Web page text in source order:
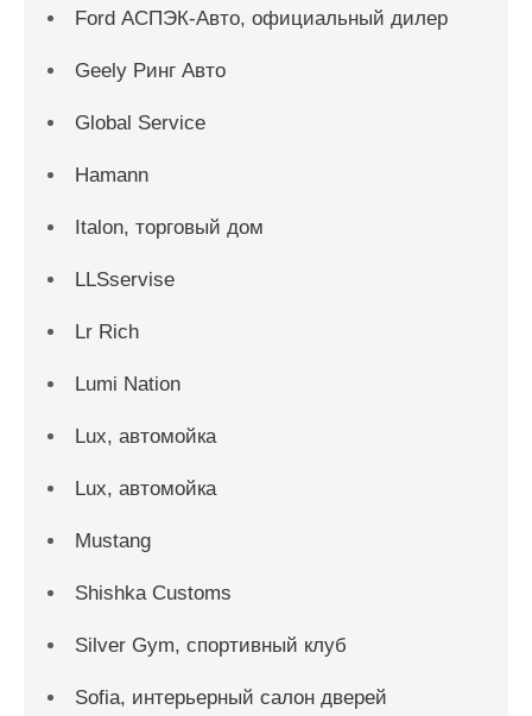
Ford АСПЭК-Авто, официальный дилер
Geely Ринг Авто
Global Service
Hamann
Italon, торговый дом
LLSservise
Lr Rich
Lumi Nation
Lux, автомойка
Lux, автомойка
Mustang
Shishka Customs
Silver Gym, спортивный клуб
Sofia, интерьерный салон дверей